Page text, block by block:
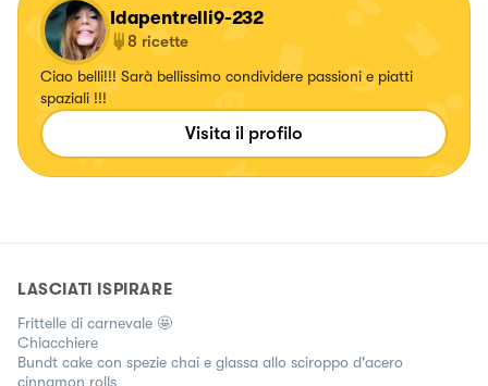
Idapentrelli9-232
8 ricette
Ciao belli!!! Sarà bellissimo condividere passioni e piatti
spaziali !!!
Visita il profilo
LASCIATI ISPIRARE
Frittelle di carnevale 🤩
Chiacchiere
Bundt cake con spezie chai e glassa allo sciroppo d'acero
cinnamon rolls